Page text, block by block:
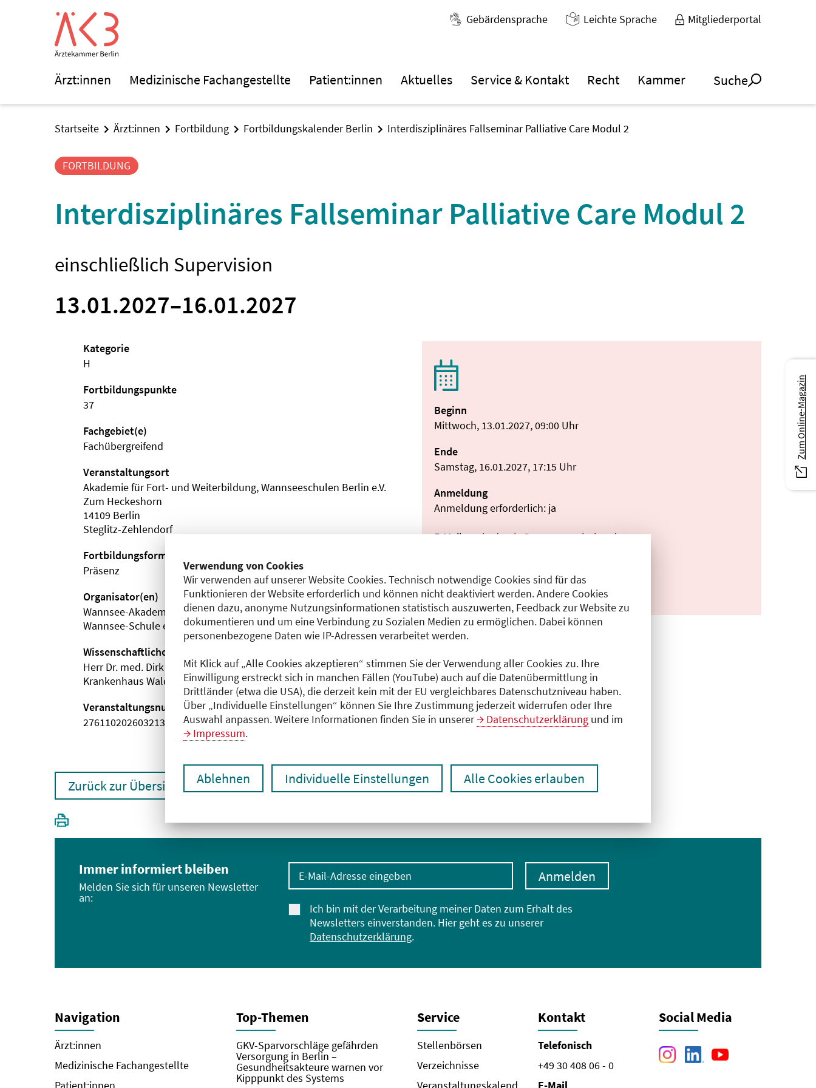
Verwendung von Cookies
Wir verwenden auf unserer Website Cookies. Technisch notwendige Cookies sind für das
Funktionieren der Website erforderlich und können nicht deaktiviert werden. Andere Cookies
dienen dazu, anonyme Nutzungsinformationen statistisch auszuwerten, Feedback zur Website zu
dokumentieren und um eine Verbindung zu Sozialen Medien zu ermöglichen. Dabei können
personenbezogene Daten wie IP-Adressen verarbeitet werden.
Mit Klick auf „Alle Cookies akzeptieren“ stimmen Sie der Verwendung aller Cookies zu. Ihre
Einwilligung erstreckt sich in manchen Fällen (YouTube) auch auf die Datenübermittlung in
Drittländer (etwa die USA), die derzeit kein mit der EU vergleichbares Datenschutzniveau haben.
Über „Individuelle Einstellungen“ können Sie Ihre Zustimmung jederzeit widerrufen oder Ihre
Auswahl anpassen. Weitere Informationen finden Sie in unserer
Datenschutzerklärung und im
Impressum.
Ablehnen Individuelle Einstellungen Alle Cookies erlauben
Gebärdensprache Leichte Sprache Mitgliederportal
Ärzt:innen Medizinische Fachangestellte Patient:innen Aktuelles Service & Kontakt Recht Kammer Suche
Startseite Ärzt:innen Fortbildung Fortbildungskalender Berlin Interdisziplinäres Fallseminar Palliative Care Modul 2
FORTBILDUNG
Interdisziplinäres Fallseminar Palliative Care Modul 2
einschließlich Supervision
13.01.2027–16.01.2027
Beginn
Mittwoch, 13.01.2027, 09:00 Uhr
Ende
Samstag, 16.01.2027, 17:15 Uhr
Anmeldung
Anmeldung erforderlich: ja
E-Mail:
akademie@wannseeschulen.de
Teilnahmeentgelt
833,00 EUR
Anmeldeformular (PDF)
Programm (PDF)
Flyer (PDF)
Kategorie
H
Fortbildungspunkte
37
Fachgebiet(e)
Fachübergreifend
Veranstaltungsort
Akademie für Fort- und Weiterbildung, Wannseeschulen Berlin e.V.
Zum Heckeshorn
14109 Berlin
Steglitz-Zehlendorf
Fortbildungsformat
Präsenz
Organisator(en)
Wannsee-Akademie für Fort- und Weiterbildung
Wannsee-Schule e. V.
Wissenschaftliche Leitung
Herr Dr. med. Dirk Harms
Krankenhaus Waldfriede e. V.
Veranstaltungsnummer
2761102026032130004
Zurück zur Übersicht
Immer informiert bleiben
Melden Sie sich für unseren Newsletter
an:
E-Mail-Adresse eingeben
Ich bin mit der Verarbeitung meiner Daten zum Erhalt des
Newsletters einverstanden. Hier geht es zu unserer
Datenschutzerklärung.
Anmelden
Navigation
Ärzt:innen
Medizinische Fachangestellte
Top-Themen
GKV-Sparvorschläge gefährden
Versorgung in Berlin –
Gesundheitsakteure warnen vor
Kipppunkt des Systems
Service
Stellenbörsen
Verzeichnisse
Kontakt
Telefonisch
+49 30 408 06 - 0
Social Media
Zum Online-Magazin